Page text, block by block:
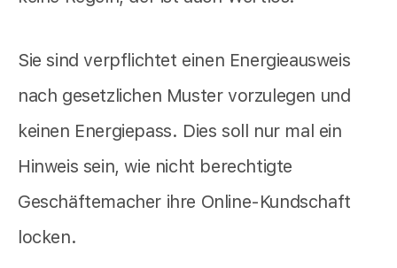
Sie sind verpflichtet einen Energieausweis
nach gesetzlichen Muster vorzulegen und
keinen Energiepass. Dies soll nur mal ein
Hinweis sein, wie nicht berechtigte
Geschäftemacher ihre Online-Kundschaft
locken.